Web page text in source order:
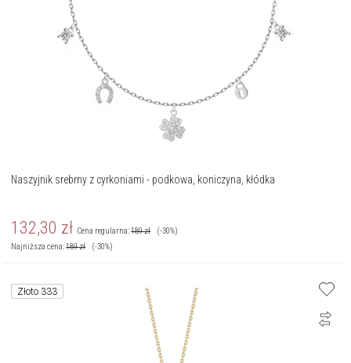
Naszyjnik srebrny z cyrkoniami - podkowa, koniczyna, kłódka
132,30 zł Cena regularna:189zł
(-30%)
Najniższa cena:189zł (-30%)
Złoto 333